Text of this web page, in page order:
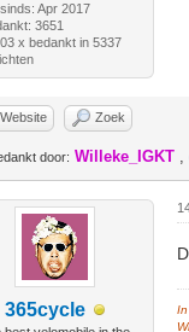
Apr 2017
3651
x bedankt in 5337
Website Zoek
door: Willeke_IGKT ,
365cycle